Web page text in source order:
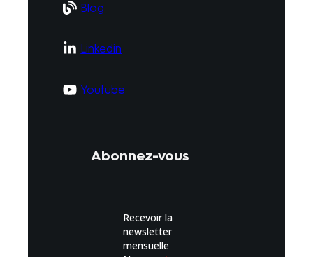
Blog
Linkedin
Youtube
Abonnez-vous